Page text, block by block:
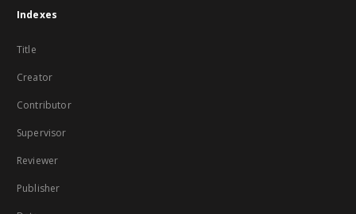
Indexes
Title
Creator
Contributor
Supervisor
Reviewer
Publisher